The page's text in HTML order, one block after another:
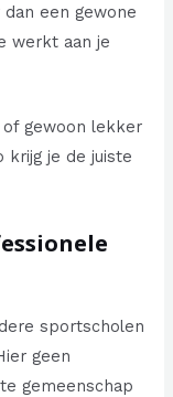
een gewone
werkt aan je
gewoon lekker
krijg je de juiste
sportscholen
geen
gemeenschap